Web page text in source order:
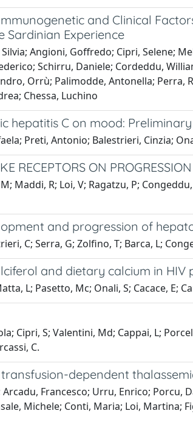
and Clinical
Sardinian Experience
Angioni, Goffredo; Cipri, Selene;
Schirru, Daniele; Cordeddu,
Orrù; Palimodde, Antonella;
Chessa, Luchino
C on mood:
Preti, Antonio; Balestrieri, Cinzia;
RECEPTORS ON
Maddi, R; Loi, V; Ragatzu, P;
and progression of
C; Serra, G; Zolfino, T; Barca, L;
and dietary calcium in
L; Pasetto, Mc; Onali, S; Cacace, E;
Cipri, S; Valentini, Md; Cappai, L;
C.
dependent
Francesco; Urru, Enrico; Porcu,
Michele; Conti, Maria; Loi, Martina;